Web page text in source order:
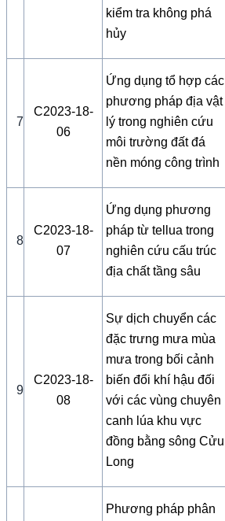
kiểm tra không phá
hủy
7
C2023-18-
06
Ứng dụng tổ hợp các
phương pháp địa vật
lý trong nghiên cứu
môi trường đất đá
nền móng công trình
8
C2023-18-
07
Ứng dụng phương
pháp từ tellua trong
nghiên cứu cấu trúc
địa chất tầng sâu
9
C2023-18-
08
Sự dịch chuyển các
đặc trưng mưa mùa
mưa trong bối cảnh
biến đổi khí hậu đối
với các vùng chuyên
canh lúa khu vực
đồng bằng sông Cửu
Long
Phương pháp phân